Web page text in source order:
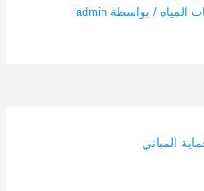
المياه / بواسطة admin
المباني